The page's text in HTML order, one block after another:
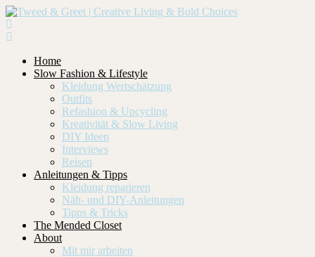
Home
Slow Fashion & Lifestyle
Kleidung Wertschätzung
Outfits
Refashion & Upcycling
Kreativität & Slow Living
DIY Ideen
Interviews
Reisen
Anleitungen & Tipps
Kleidung reparieren
Näh- und DIY-Anleitungen
Tipps & Tricks
The Mended Closet
About
Mit mir arbeiten